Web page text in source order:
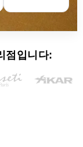
점입니다: